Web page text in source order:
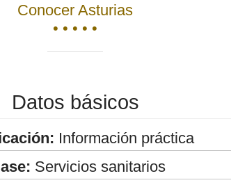
Conocer Asturias
• • • • •
Datos básicos
Información práctica
Servicios sanitarios